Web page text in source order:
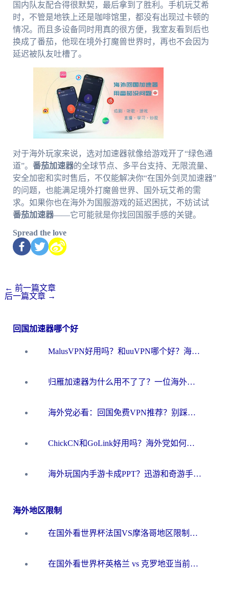
国内队友配合得很默契，最后拿到了胜利。手机玩艾希
时，不管是地铁上还是咖啡馆里，都没有出现过卡顿的
情况。而且多设备同时用真的很方便，我室友看到后也
换成了番茄，他现在境外打魔兽世界时，再也不会因为
延迟被队友吐槽了。
对于海外玩家来说，选对加速器就像给游戏开了“绿色通
道”。 番茄加速器的全球节点、多平台支持、无限流量、
安全加密和实时售后，不仅能解决你“在国外剑灵加速器”
的问题，也能满足境外打魔兽世界、国外玩艾希的需
求。如果你也在海外为国服游戏的延迟困扰，不妨试试
番茄加速器——它可能就是你找回国服手感的关键。
Spread the love
← 前一篇文章
后一篇文章 →
回国加速器哪个好
MalusVPN好用吗？和uuVPN哪个好？海外党无缝访问国内资源的真实对比与选择指南
归雁加速器为什么用不了了？一位海外游子的真实困惑与技术解答
海外党必看：回国免费VPN推荐？别踩坑！教你选对加速器无缝刷国内资源
ChickCN和GoLink好用吗？海外党如何选对回国加速器
海外玩国内手游卡成PPT？迅游和奇游手游哪个好？一篇讲透回国加速器怎么选
海外地区限制
在国外看世界杯法国VS摩洛哥地区限制？这篇指南让你流畅看中文解说无压力
在国外看世界杯英格兰 vs 克罗地亚当前地区不可播放？这篇指南帮你搞定所有海外观赛难题